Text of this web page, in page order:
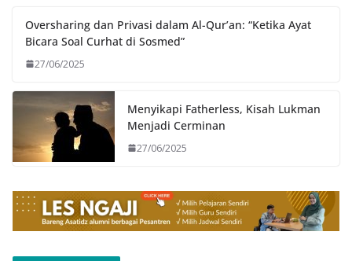
Oversharing dan Privasi dalam Al-Qur’an: “Ketika Ayat
Bicara Soal Curhat di Sosmed”
27/06/2025
Menyikapi Fatherless, Kisah Lukman
Menjadi Cerminan
27/06/2025